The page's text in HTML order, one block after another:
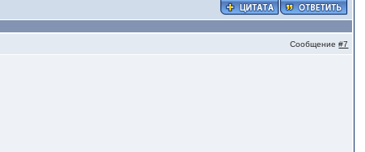
Сообщение#7